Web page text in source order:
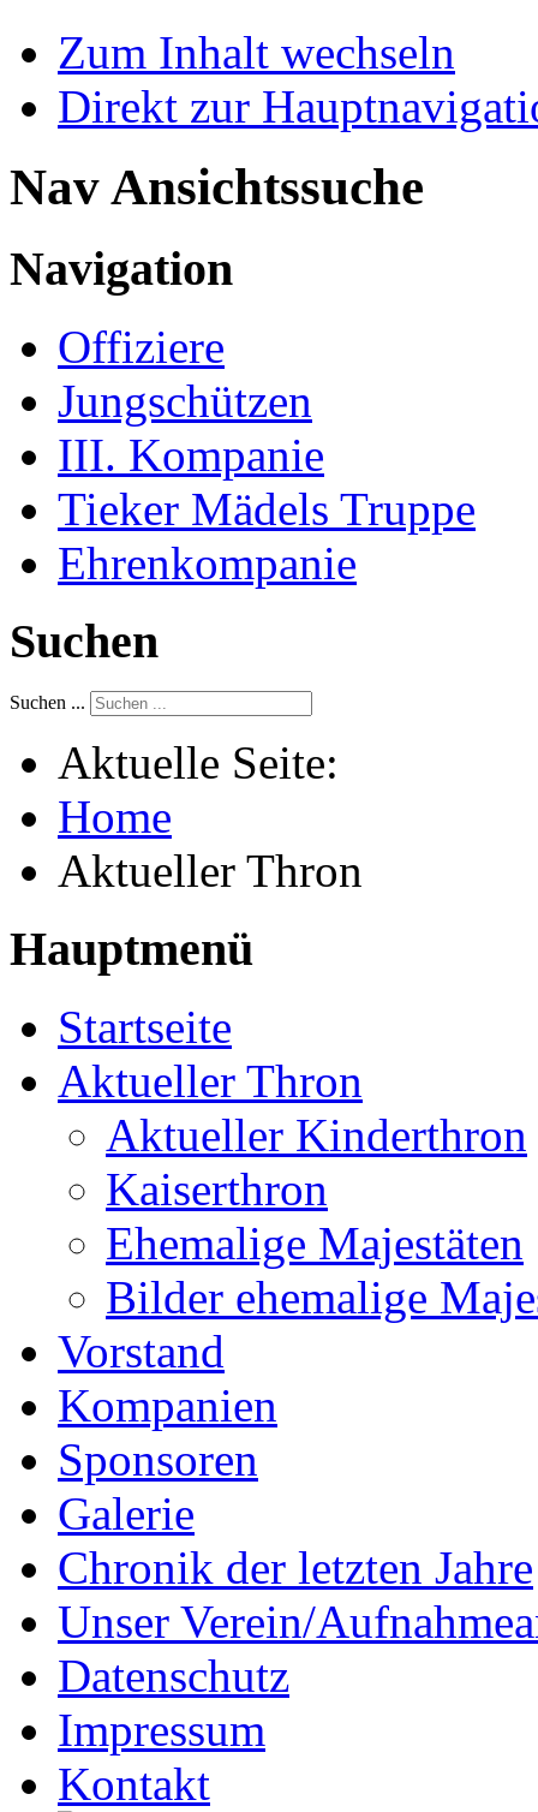
Zum Inhalt wechseln
Direkt zur
Nav Ansichtssuche
Navigation
Offiziere
Jungschützen
III. Kompanie
Tieker Mädels Truppe
Ehrenkompanie
Suchen
Suchen ...
Aktuelle Seite:
Home
Aktueller Thron
Hauptmenü
Startseite
Aktueller Thron
Aktueller Kinderthron
Kaiserthron
Ehemalige Majestäten
Bilder ehemalige
Vorstand
Kompanien
Sponsoren
Galerie
Chronik der letzten Jahre
Unser Verein/
Datenschutz
Impressum
Kontakt